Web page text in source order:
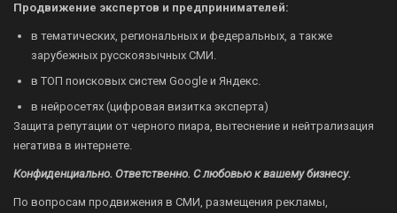
Продвижение экспертов и предпринимателей:
в тематических, региональных и федеральных, а также
зарубежных русскоязычных СМИ.
в ТОП поисковых систем Google и Яндекс.
в нейросетях (цифровая визитка эксперта)
Защита репутации от черного пиара, вытеснение и нейтрализация
негатива в интернете.
Конфиденциально. Ответственно. С любовью к вашему бизнесу.
По вопросам продвижения в СМИ, размещения рекламы,